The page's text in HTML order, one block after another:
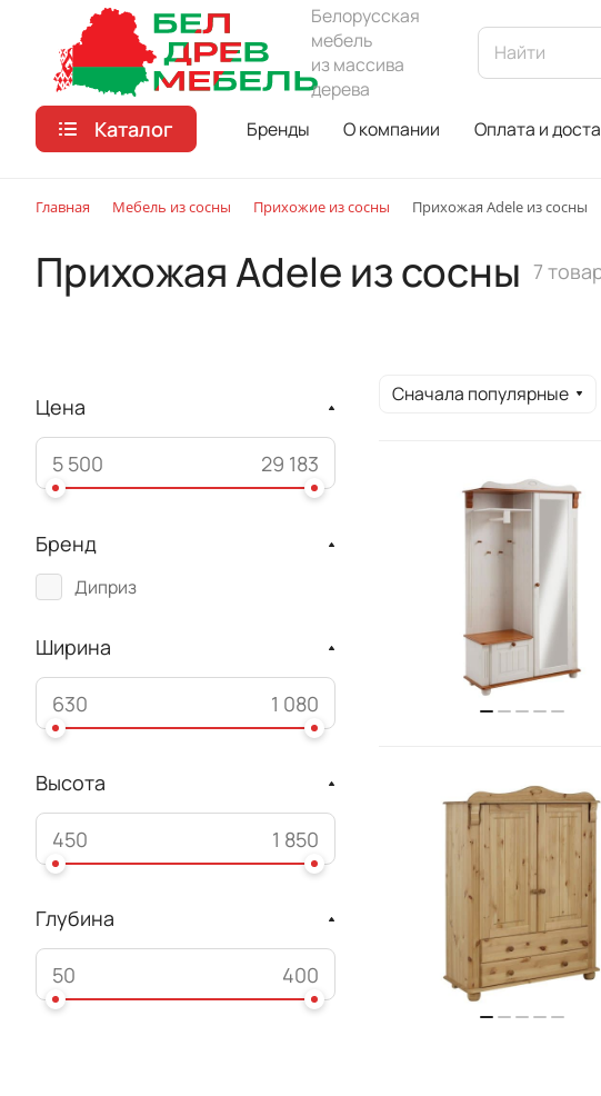
Белорусская
мебель
из массива
дерева
Каталог Бренды О компании Оплата и
Главная Мебель из сосны Прихожие из сосны Прихожая Adele из сосны
Прихожая Adele из сосны 7
Сначала популярные
Цена
Бренд
Диприз
Ширина
Высота
Глубина